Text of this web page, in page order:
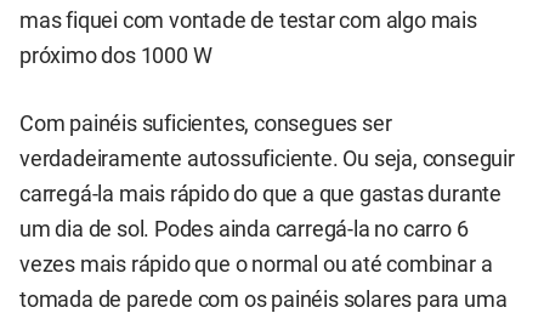
mas fiquei com vontade de testar com algo mais
próximo dos 1000 W
Com painéis suficientes, consegues ser
verdadeiramente autossuficiente. Ou seja, conseguir
carregá-la mais rápido do que a que gastas durante
um dia de sol. Podes ainda carregá-la no carro 6
vezes mais rápido que o normal ou até combinar a
tomada de parede com os painéis solares para uma